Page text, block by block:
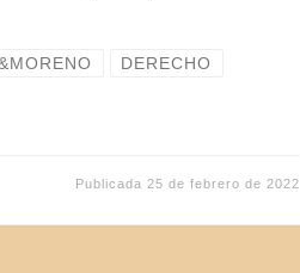
DERECHO
Publicada 25 de febrero de 2022